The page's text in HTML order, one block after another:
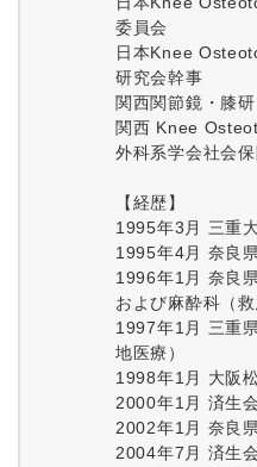
委員会
日本Knee
研究会幹事
関西関節鏡・膝
関西 Knee
外科系学会社会
【経歴】
1995年3月 三重
1995年4月 奈良
1996年1月 奈良
および麻酔科（救
1997年1月 三重
地医療）
1998年1月 大阪
2000年1月 済生
2002年1月 奈良
2004年7月 済生